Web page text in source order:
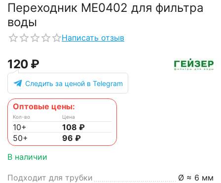
Переходник ME0402 для фильтра
воды
Написать отзыв
‍120‍ ₽
Следить за ценой в Telegram
Оптовые цены:
Кол-во
10+
50+
Цена
108 ₽
96 ₽
В наличии
Подходит для трубки
Ø ≈ 6 мм